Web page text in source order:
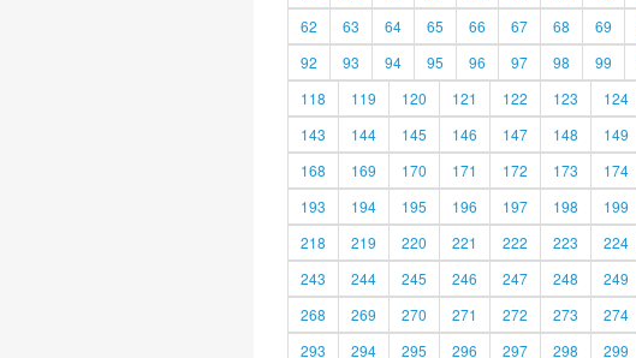
62
63 64 65 66 67 68 69
92
93 94 95 96 97 98 99
118
119 120 121 122 123 124
143
144 145 146 147 148 149
168
169 170 171 172 173 174
193
194 195 196 197 198 199
218
219 220 221 222 223 224
243
244 245 246 247 248 249
268
269 270 271 272 273 274
293
294 295 296 297 298 299